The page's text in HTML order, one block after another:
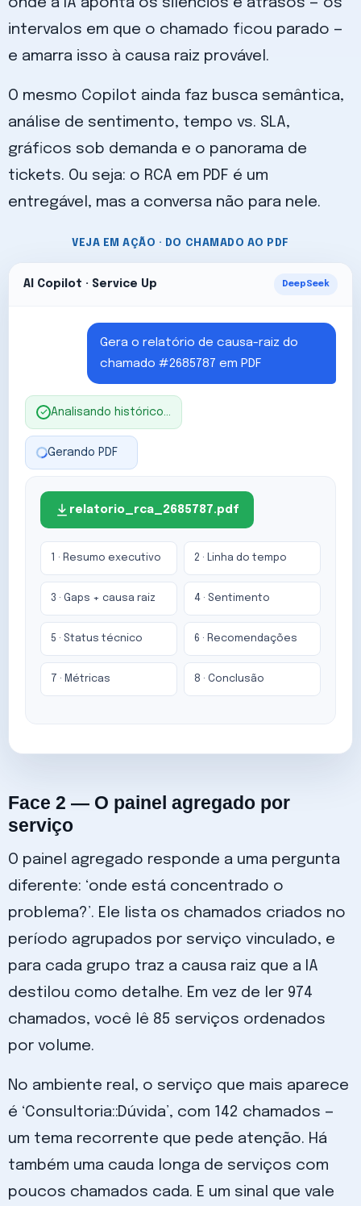
intervalos em que o chamado ficou parado —
e amarra isso à causa raiz provável.
O mesmo Copilot ainda faz busca semântica,
análise de sentimento, tempo vs. SLA,
gráficos sob demanda e o panorama de
tickets. Ou seja: o RCA em PDF é um
entregável, mas a conversa não para nele.
VEJA EM AÇÃO · DO CHAMADO AO PDF
AI Copilot · Service Up DeepSeek
Gera o relatório de causa-raiz do
chamado #2685787 em PDF
Analisando histórico…
Gerando PDF
relatorio_rca_2685787.pdf
1 · Resumo executivo 2 · Linha do tempo
3 · Gaps + causa raiz 4 · Sentimento
5 · Status técnico 6 · Recomendações
7 · Métricas 8 · Conclusão
Face 2 — O painel agregado por
serviço
O painel agregado responde a uma pergunta
diferente: ‘onde está concentrado o
problema?’. Ele lista os chamados criados no
período agrupados por serviço vinculado, e
para cada grupo traz a causa raiz que a IA
destilou como detalhe. Em vez de ler 974
chamados, você lê 85 serviços ordenados
por volume.
No ambiente real, o serviço que mais aparece
é ‘Consultoria::Dúvida’, com 142 chamados —
um tema recorrente que pede atenção. Há
também uma cauda longa de serviços com
poucos chamados cada. E um sinal que vale